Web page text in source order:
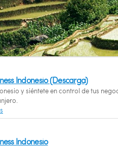
Indonesio (Descarga)
y siéntete en control de tus
Indonesio